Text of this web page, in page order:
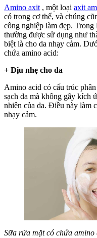
Amino axit , một loại axit
có trong cơ thể, và chúng
công nghiệp làm đẹp. Trong
thường được sử dụng như
biệt là cho da nhạy cảm.
chứa amino acid:
+ Dịu nhẹ cho da
Amino acid có cấu trúc
sạch da mà không gây kích
nhiên của da. Điều này làm
nhạy cảm.
Sữa rửa mặt có chứa